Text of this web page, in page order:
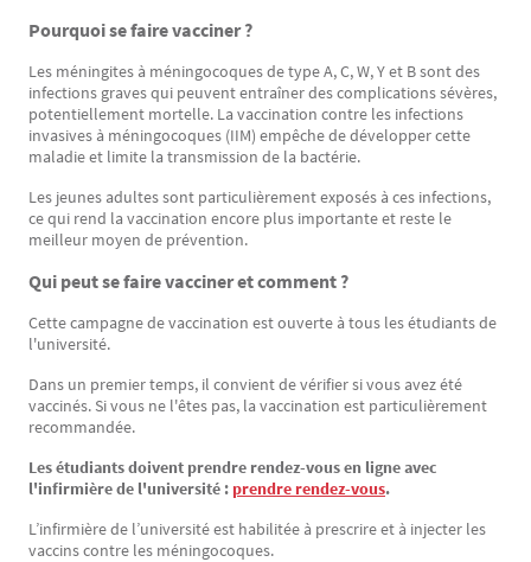
Pourquoi se faire vacciner ?
Les méningites à méningocoques de type A, C, W, Y et B sont des
infections graves qui peuvent entraîner des complications sévères,
potentiellement mortelle. La vaccination contre les infections
invasives à méningocoques (IIM) empêche de développer cette
maladie et limite la transmission de la bactérie.
Les jeunes adultes sont particulièrement exposés à ces infections,
ce qui rend la vaccination encore plus importante et reste le
meilleur moyen de prévention.
Qui peut se faire vacciner et comment ?
Cette campagne de vaccination est ouverte à tous les étudiants de
l'université.
Dans un premier temps, il convient de vérifier si vous avez été
vaccinés. Si vous ne l'êtes pas, la vaccination est particulièrement
recommandée.
Les étudiants doivent prendre rendez-vous en ligne avec
l'infirmière de l'université : prendre rendez-vous.
L’infirmière de l’université est habilitée à prescrire et à injecter les
vaccins contre les méningocoques.